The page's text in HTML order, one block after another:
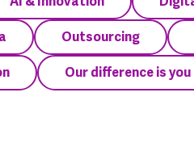
Outsourcing
Our difference is you